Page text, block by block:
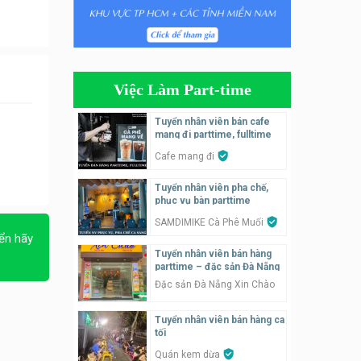
hãy
Tuyển nhân viên phụ quán ăn
– hỗ trợ ăn ở
parttime
GÀ GÔ FASTFOOD
parttime
Tuyển nhân viên pha chế
tiệm trà sữa
TRÀ SỮA THÁI LAN
Tuyển nhân viên tư vấn bán
hàng tiệm bánh ngọt
Tiệm bánh ngọt
Việc Làm Part-time
Tuyển nhân viên bán cafe
mang đi parttime, fulltime
Cafe mang đi
Tuyển nhân viên pha chế,
phục vụ bàn parttime
SAMDIMIKE Cà Phê Muối
Tuyển nhân viên bán hàng
parttime – đặc sản Đà Nẵng
Đặc sản Đà Nẵng Xin Chào
Tuyển nhân viên bán hàng ca
tối
Quán kem dừa